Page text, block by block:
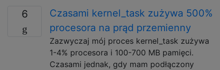
6
Czasami kernel_task zużywa 500%
procesora na prąd przemienny
Zazwyczaj mój proces kernel_task zużywa
1-4% procesora i 100-700 MB pamięci.
Czasami jednak, gdy mam podłączony